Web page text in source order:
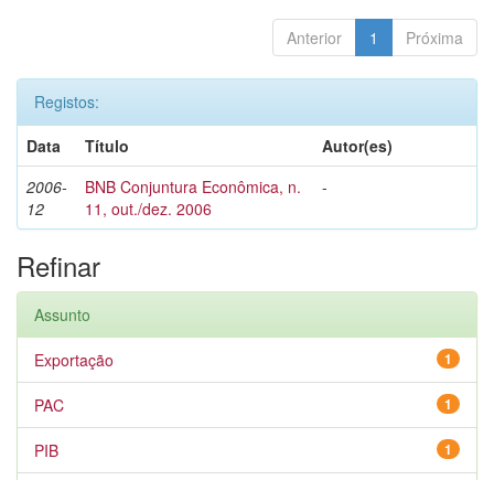
Anterior 1 Próxima
Registos:
Data
Título
Autor(es)
2006-
12
BNB Conjuntura Econômica, n.
11, out./dez. 2006
-
Refinar
Assunto
1
Exportação
1
PAC
1
PIB